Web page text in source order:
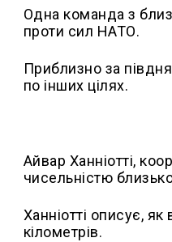
Одна команда з
проти сил НАТО.
Приблизно за
по інших цілях.
Айвар Ханніотті,
чисельністю
Ханніотті описує,
кілометрів.